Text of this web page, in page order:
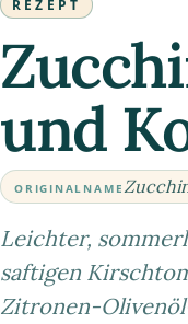
REZEPT
und
ORIGINALNAME
Leichter,
saftigen
Zitronen-